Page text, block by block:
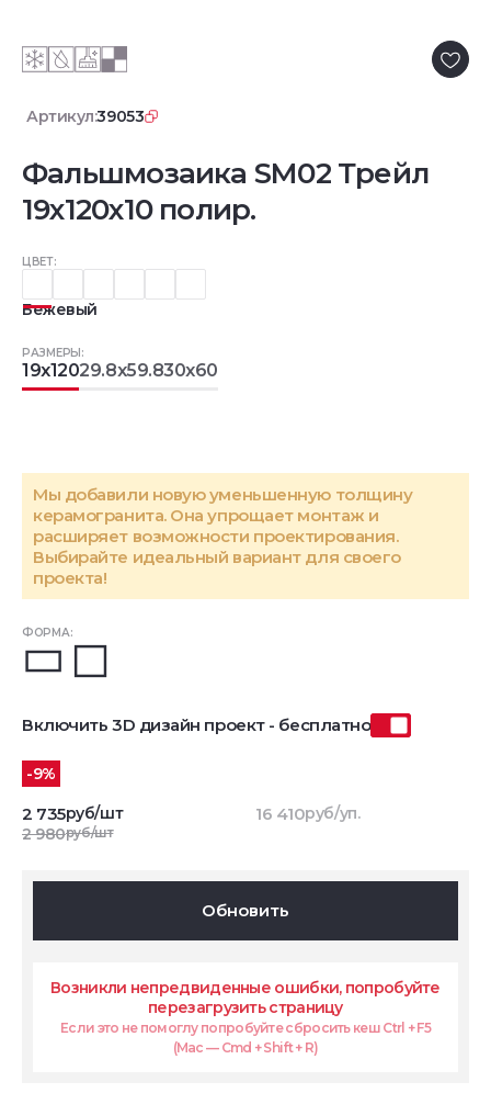
Артикул:39053
Фальшмозаика SM02 Трейл
19x120x10 полир.
ЦВЕТ:
Бежевый
ФОРМА:
РАЗМЕРЫ:
19x12029.8x59.830x60
Мы добавили новую уменьшенную толщину
керамогранита. Она упрощает монтаж и
расширяет возможности проектирования.
Выбирайте идеальный вариант для своего
проекта!
Включить 3D дизайн проект - бесплатно
-9%
2 735руб/шт
2 980руб/шт
16 410руб/уп.
Обновить
Возникли непредвиденные ошибки, попробуйте
перезагрузить страницу
Если это не помоглу попробуйте сбросить кеш Ctrl + F5
(Mac — Cmd + Shift + R)